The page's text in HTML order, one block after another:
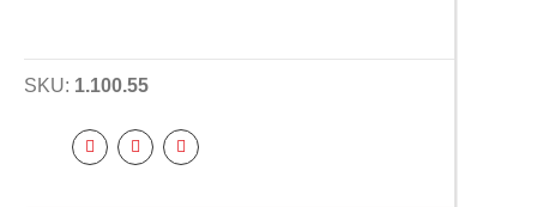
SKU: 1.100.55